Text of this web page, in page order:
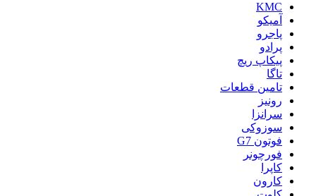
KMC
آمیکو
پاجرو
پرادو
پیکاپ ریچ
تاگا
تامین قطعات
رونیز
سرانزا
سوزوکی
فوتون G7
فورچونر
کاپرا
کارون